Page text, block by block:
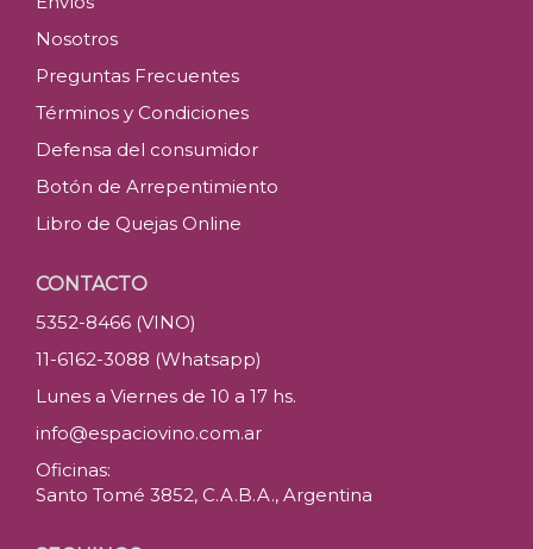
Nosotros
Preguntas Frecuentes
Términos y Condiciones
Defensa del consumidor
Botón de Arrepentimiento
Libro de Quejas Online
CONTACTO
5352-8466 (VINO)
11-6162-3088 (Whatsapp)
Lunes a Viernes de 10 a 17 hs.
info@espaciovino.com.ar
Oficinas:
Santo Tomé 3852, C.A.B.A., Argentina